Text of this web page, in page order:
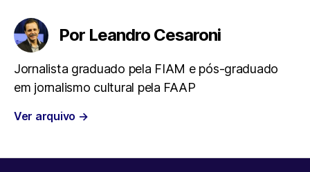
o
o
k
e A
p
r
m
Por Leandro Cesaroni
Jornalista graduado pela FIAM e pós-graduado
em jornalismo cultural pela FAAP
Ver arquivo →